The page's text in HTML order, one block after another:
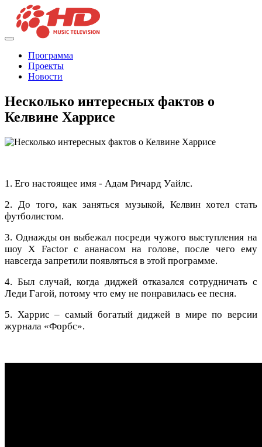
Программа
Проекты
Новости
Несколько интересных фактов о
Келвине Харрисе
1. Его настоящее имя - Адам Ричард Уайлс.
2. До того, как заняться музыкой, Келвин хотел стать
футболистом.
3. Однажды он выбежал посреди чужого выступления на
шоу X Factor с ананасом на голове, после чего ему
навсегда запретили появляться в этой программе.
4. Был случай, когда диджей отказался сотрудничать с
Леди Гагой, потому что ему не понравилась ее песня.
5. Харрис – самый богатый диджей в мире по версии
журнала «Форбс».